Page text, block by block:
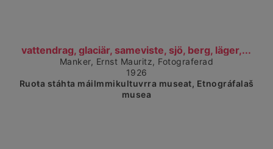
vattendrag, glaciär, sameviste, sjö, berg, läger,...
Čájet dárkkes dieđuid
Manker, Ernst Mauritz, Fotograferad
1926
Ruoŧa stáhta máilmmikultuvrra museat, Etnográfalaš
musea